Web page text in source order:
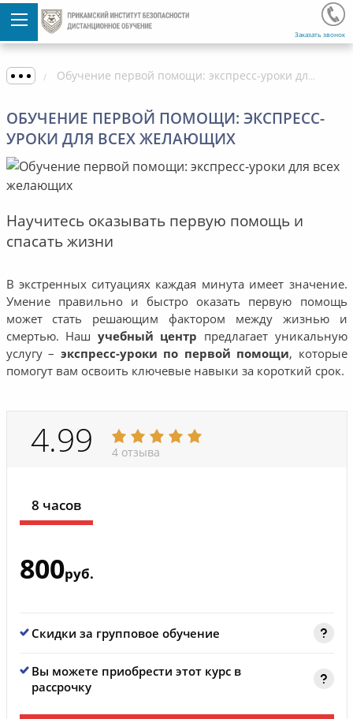
Заказать звонок
Обучение первой помощи: экспресс-уроки для всех желающих
ОБУЧЕНИЕ ПЕРВОЙ ПОМОЩИ: ЭКСПРЕСС-
УРОКИ ДЛЯ ВСЕХ ЖЕЛАЮЩИХ
Научитесь оказывать первую помощь и
спасать жизни
В экстренных ситуациях каждая минута имеет значение.
Умение правильно и быстро оказать первую помощь
может стать решающим фактором между жизнью и
смертью. Наш учебный центр предлагает уникальную
услугу – экспресс-уроки по первой помощи, которые
помогут вам освоить ключевые навыки за короткий срок.
4.99 4 отзыва
8 часов
800руб.
Скидки за групповое обучение
Вы можете приобрести этот курс в
рассрочку